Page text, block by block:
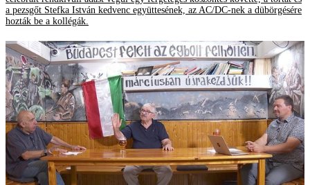
a pezsgőt Stefka István kedvenc együttesének, az AC/DC-nek a dübörgésére
hozták be a kollégák.